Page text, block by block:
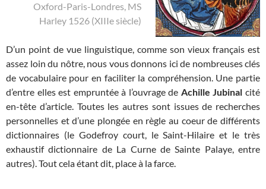
Oxford-Paris-Londres, MS
Harley 1526 (XIIIe siècle)
D’un point de vue linguistique, comme son vieux français est
assez loin du nôtre, nous vous donnons ici de nombreuses clés
de vocabulaire pour en faciliter la compréhension. Une partie
d’entre elles est empruntée à l’ouvrage de Achille Jubinal cité
en-tête d’article. Toutes les autres sont issues de recherches
personnelles et d’une plongée en règle au coeur de différents
dictionnaires (le Godefroy court, le Saint-Hilaire et le très
exhaustif dictionnaire de La Curne de Sainte Palaye, entre
autres). Tout cela étant dit, place à la farce.